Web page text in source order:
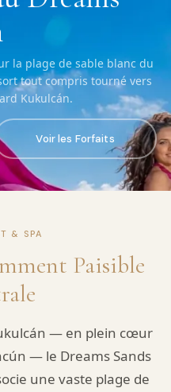
la plage de sable blanc du
tout compris tourné vers
Kukulcán.
Voir les Forfaits
& SPA
Paisible
— en plein cœur
— le Dreams Sands
une vaste plage de